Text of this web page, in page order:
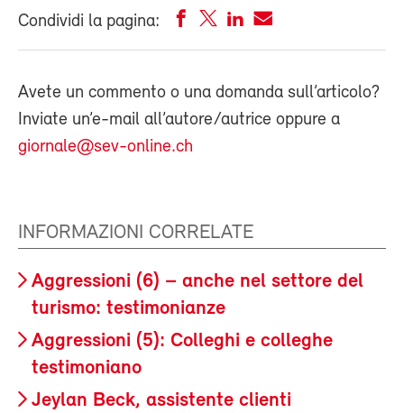
Condividi la pagina:
Avete un commento o una domanda sull’articolo?
Inviate un’e-mail all’autore/autrice oppure a
giornale@sev-online.ch
INFORMAZIONI CORRELATE
Aggressioni (6) – anche nel settore del
turismo: testimonianze
Aggressioni (5): Colleghi e colleghe
testimoniano
Jeylan Beck, assistente clienti